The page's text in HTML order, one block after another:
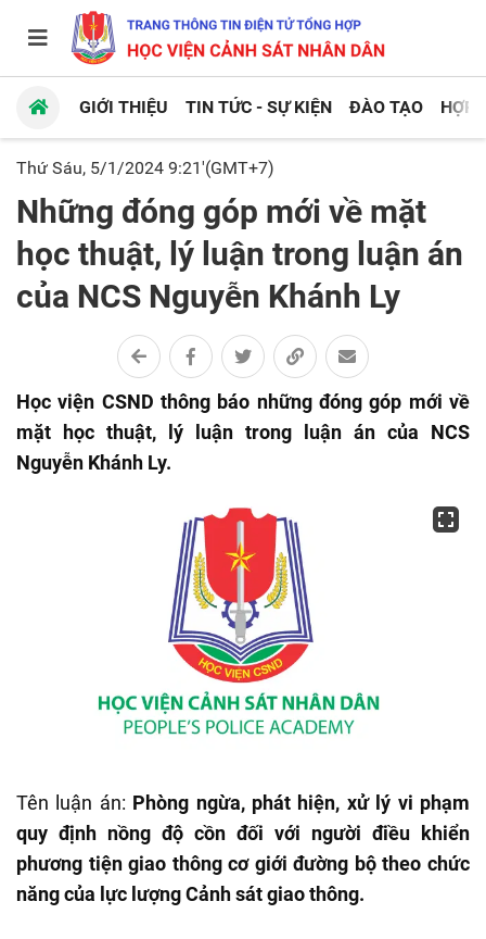
GIỚI THIỆU TIN TỨC - SỰ KIỆN ĐÀO TẠO HỢP
Thứ Sáu, 5/1/2024 9:21'(GMT+7)
Những đóng góp mới về mặt
học thuật, lý luận trong luận án
của NCS Nguyễn Khánh Ly
Học viện CSND thông báo những đóng góp mới về
mặt học thuật, lý luận trong luận án của NCS
Nguyễn Khánh Ly.
Tên luận án: Phòng ngừa, phát hiện, xử lý vi phạm
quy định nồng độ cồn đối với người điều khiển
phương tiện giao thông cơ giới đường bộ theo chức
năng của lực lượng Cảnh sát giao thông.